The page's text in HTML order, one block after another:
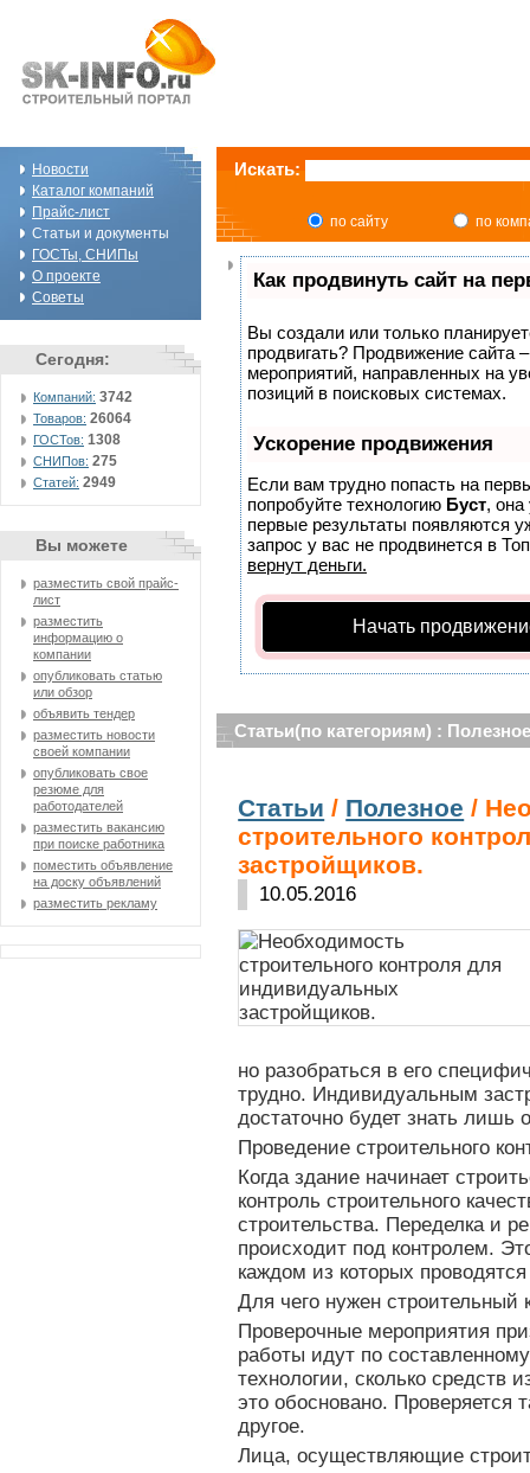
Новости
Каталог компаний
Прайс-лист
Статьи и документы
ГОСТы, СНИПы
О проекте
Советы
Сегодня:
Компаний: 3742
Товаров: 26064
ГОСТов: 1308
СНИПов: 275
Статей: 2949
Вы можете
разместить свой прайс-
лист
разместить
информацию о
компании
опубликовать статью
или обзор
объявить тендер
разместить новости
своей компании
опубликовать свое
резюме для
работодателей
разместить вакансию
при поиске работника
поместить объявление
на доску объявлений
разместить рекламу
Искать:
по сайту по
Как продвинуть сайт на
Вы создали или только
продвигать? Продвижение сайта
мероприятий, направленных на
позиций в поисковых системах.
Ускорение продвижения
Если вам трудно попасть на
попробуйте технологию Буст, она
первые результаты появляются
запрос у вас не продвинется в
вернут деньги.
Начать
Статьи(по категориям) : Полезное
Статьи / Полезное /
строительного
застройщиков.
10.05.2016
но разобраться в его
трудно. Индивидуальным
достаточно будет знать лишь
Проведение строительного
Когда здание начинает
контроль строительного
строительства. Переделка и
происходит под контролем.
каждом из которых
Для чего нужен строительный
Проверочные мероприятия
работы идут по
технологии, сколько средств
это обосновано. Проверяется
другое.
Лица, осуществляющие